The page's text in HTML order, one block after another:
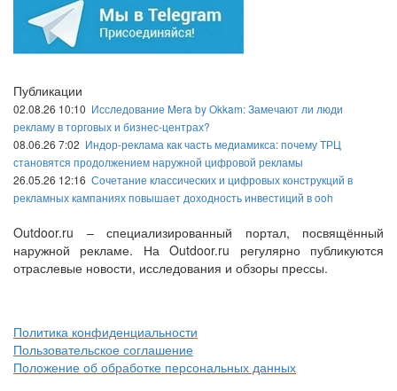
Публикации
02.08.26 10:10 Исследование Mera by Okkam: Замечают ли люди
рекламу в торговых и бизнес-центрах?
08.06.26 7:02 Индор-реклама как часть медиамикса: почему ТРЦ
становятся продолжением наружной цифровой рекламы
26.05.26 12:16 Сочетание классических и цифровых конструкций в
рекламных кампаниях повышает доходность инвестиций в ooh
Outdoor.ru – специализированный портал, посвящённый
наружной рекламе. На Outdoor.ru регулярно публикуются
отраслевые новости, исследования и обзоры прессы.
Политика конфиденциальности
Пользовательское соглашение
Положение об обработке персональных данных